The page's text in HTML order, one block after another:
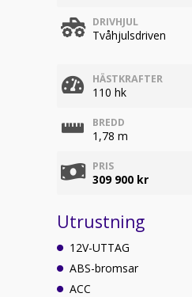
DRIVHJUL
Tvåhjulsdriven
HÄSTKRAFTER
110 hk
BREDD
1,78 m
PRIS
309 900 kr
Utrustning
12V-UTTAG
ABS-bromsar
ACC